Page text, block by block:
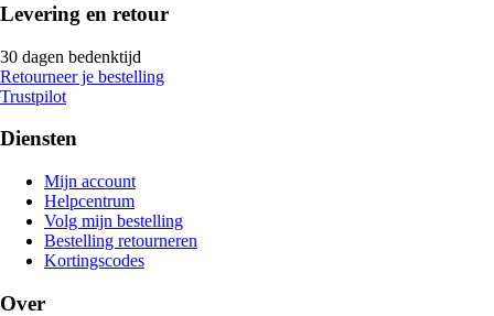
Levering en retour
30 dagen bedenktijd
Retourneer je bestelling
Trustpilot
Diensten
Mijn account
Helpcentrum
Volg mijn bestelling
Bestelling retourneren
Kortingscodes
Over